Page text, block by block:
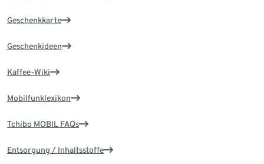
Geschenkkarte
Geschenkideen
Kaffee-Wiki
Mobilfunklexikon
Tchibo MOBIL FAQs
Entsorgung / Inhaltsstoffe